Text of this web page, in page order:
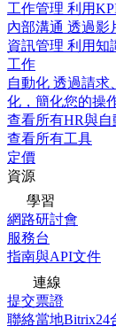
工作管理 利用
內部溝通 透過影
資訊管理 利用知
工作
自動化 透過請求
化，簡化您的操
查看所有HR與
查看所有工具
定價
資源
學習
網路研討會
服務台
指南與API文件
連線
提交票證
聯絡當地Bitrix24